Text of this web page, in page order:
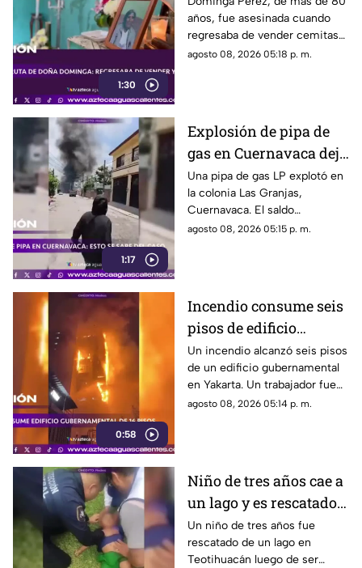
1:30
casa; así fue la agresión
(VIDEO)
años, fue asesinada cuando
regresaba de vender cemitas
en Chachapa. La Fiscalía de
agosto 08, 2026 05:18 p. m.
1:17
Explosión de pipa de
gas en Cuernavaca deja
21 personas lesionadas
Una pipa de gas LP explotó en
la colonia Las Granjas,
Cuernavaca. El saldo
preliminar es de 21 lesionados
agosto 08, 2026 05:15 p. m.
0:58
Incendio consume seis
pisos de edificio
gubernamental en
Yakarta
Un incendio alcanzó seis pisos
de un edificio gubernamental
en Yakarta. Un trabajador fue
rescatado y cerca de mil
agosto 08, 2026 05:14 p. m.
Niño de tres años cae a
un lago y es rescatado
inconsciente en
Teotihuacán
Un niño de tres años fue
rescatado de un lago en
Teotihuacán luego de ser